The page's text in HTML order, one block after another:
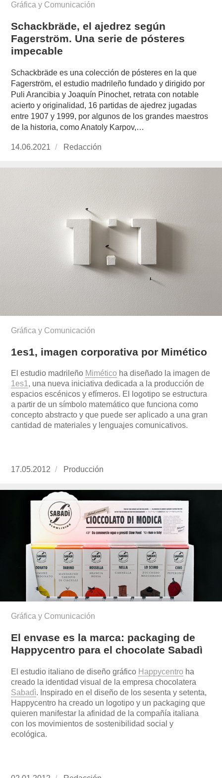
Gráfica y Comunicación
Schackbräde, el ajedrez según
Fagerström. Una serie de pósteres
impecable
Schackbräde es una colección de pósteres en la que
Fagerström, el estudio madrileño fundado y dirigido por
Puli Arancibia y Joaquín Pinochet, retrata con notable
acierto y originalidad, 16 partidas de ajedrez jugadas
entre 1907 y 1999, por algunos de los grandes maestros
de la historia, como Anatoly Karpov,…
Publicado
14.06.2021 https://www.experimenta.es/author/redaccion/
Redacción
Gráfica y Comunicación
1es1, imagen corporativa por Mimético
El estudio madrileño Mimético ha diseñado la imagen de
1es1, una nueva iniciativa dedicada a la producción de
espacios escénicos y efímeros. El logotipo se estructura
a partir de un símbolo matemático que funciona como
concepto abstracto y que puede ser aplicado a una gran
cantidad de materiales y lenguajes comunicativos.
Publicado
17.05.2012 https://www.experimenta.es/author/
Producción
Gráfica y Comunicación
El envase es la marca: packaging de
Happycentro para el chocolate Sabadì
El estudio italiano de diseño gráfico Happycentro ha
creado la identidad visual de la empresa chocolatera
Sabadì. Inspirado en el diseño de los sesenta y setenta,
Happycentro ha creado un logotipo y un packaging que
quieren manifestar la afinidad de la compañía italiana
con los movimientos de sostenibilidad social y
ecológica.